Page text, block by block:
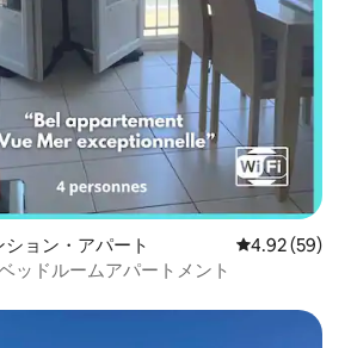
ション・アパート レビュー59
4.92 (59)
ッドルームアパートメント